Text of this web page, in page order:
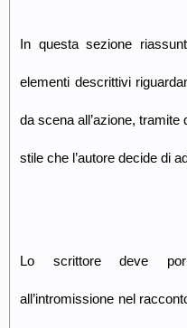
In questa sezione
elementi descrittivi
da scena all’azione,
stile che l’autore decide di
Lo scrittore deve
all’intromissione nel